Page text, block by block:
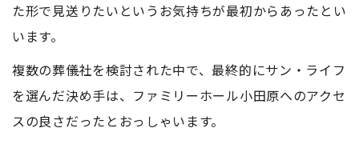
た形で見送りたいというお気持ちが最初からあったとい
います。
複数の葬儀社を検討された中で、最終的にサン・ライフ
を選んだ決め手は、ファミリーホール小田原へのアクセ
スの良さだったとおっしゃいます。